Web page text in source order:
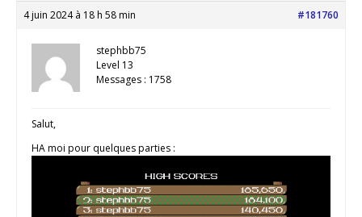
4 juin 2024 à 18 h 58 min #181760
stephbb75
Level 13
Messages : 1758
Salut,
HA moi pour quelques parties :